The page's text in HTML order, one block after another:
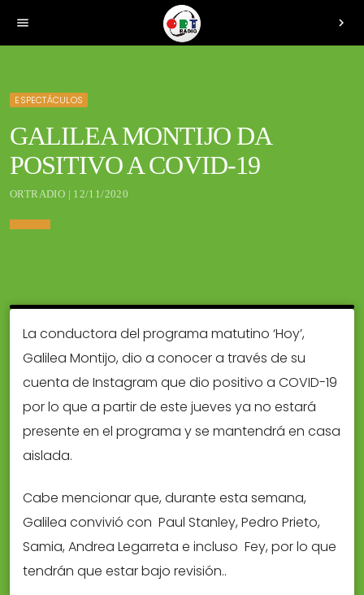
menu chevron_right
ESPECTÁCULOS
GALILEA MONTIJO DA
POSITIVO A COVID-19
ORTRADIO | 12/11/2020
La conductora del programa matutino ‘Hoy’,
Galilea Montijo, dio a conocer a través de su
cuenta de Instagram que dio positivo a COVID-19
por lo que a partir de este jueves ya no estará
presente en el programa y se mantendrá en casa
aislada.
Cabe mencionar que, durante esta semana,
Galilea convivió con Paul Stanley, Pedro Prieto,
Samia, Andrea Legarreta e incluso Fey, por lo que
tendrán que estar bajo revisión..